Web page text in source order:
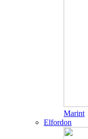
Marint
Elfordon